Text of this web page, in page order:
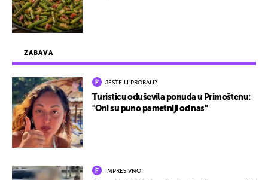
ZABAVA
JESTE LI PROBALI?
Turisticu oduševila ponuda u Primoštenu:
"Oni su puno pametniji od nas"
IMPRESIVNO!